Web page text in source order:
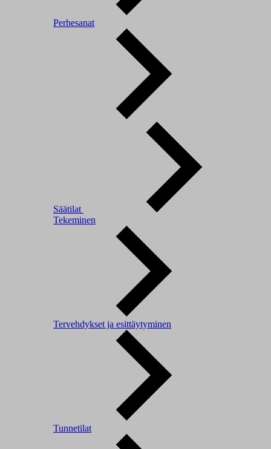
Perhesanat
Säätilat
Tekeminen
Tervehdykset ja esittäytyminen
Tunnetilat